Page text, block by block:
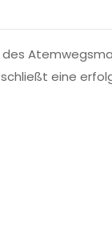
des
schließt eine